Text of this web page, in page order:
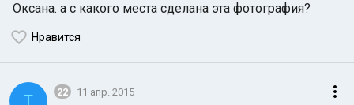
Оксана. а с какого места сделана эта фотография?
Нравится
T 22 11 апр. 2015